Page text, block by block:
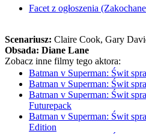
Facet z ogłoszenia
Scenariusz: Claire Cook, Gary
Obsada: Diane Lane
Zobacz inne filmy tego aktora:
Batman v Superman: Świt
Batman v Superman: Świt
Batman v Superman: Świt
Futurepack
Batman v Superman: Świt
Edition